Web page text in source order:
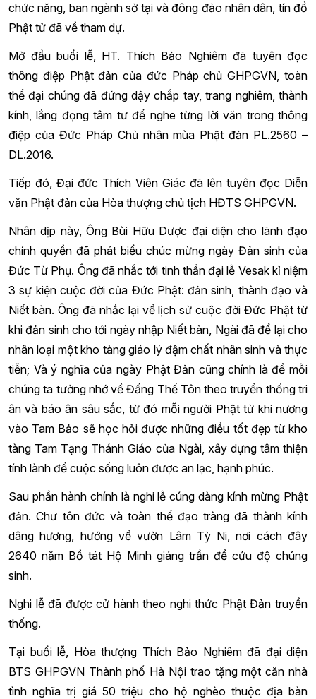
chức năng, ban ngành sở tại và đông đảo nhân dân, tín đồ
Phật tử đã về tham dự.
Mở đầu buổi lễ, HT. Thích Bảo Nghiêm đã tuyên đọc
thông điệp Phật đản của đức Pháp chủ GHPGVN, toàn
thể đại chúng đã đứng dậy chắp tay, trang nghiêm, thành
kính, lắng đọng tâm tư để nghe từng lời văn trong thông
điệp của Đức Pháp Chủ nhân mùa Phật đản PL.2560 –
DL.2016.
Tiếp đó, Đại đức Thích Viên Giác đã lên tuyên đọc Diễn
văn Phật đản của Hòa thượng chủ tịch HĐTS GHPGVN.
Nhân dịp này, Ông Bùi Hữu Dược đại diện cho lãnh đạo
chính quyền đã phát biểu chúc mừng ngày Đản sinh của
Đức Từ Phụ. Ông đã nhắc tới tinh thần đại lễ Vesak kỉ niệm
3 sự kiện cuộc đời của Đức Phật: đản sinh, thành đạo và
Niết bàn. Ông đã nhắc lại về lịch sử cuộc đời Đức Phật từ
khi đản sinh cho tới ngày nhập Niết bàn, Ngài đã để lại cho
nhân loại một kho tàng giáo lý đậm chất nhân sinh và thực
tiễn; Và ý nghĩa của ngày Phật Đản cũng chính là để mỗi
chúng ta tưởng nhớ về Đấng Thế Tôn theo truyền thống tri
ân và báo ân sâu sắc, từ đó mỗi người Phật tử khi nương
vào Tam Bảo sẽ học hỏi được những điều tốt đẹp từ kho
tàng Tam Tạng Thánh Giáo của Ngài, xây dựng tâm thiện
tính lành để cuộc sống luôn được an lạc, hạnh phúc.
Sau phần hành chính là nghi lễ cúng dàng kính mừng Phật
đản. Chư tôn đức và toàn thể đạo tràng đã thành kính
dâng hương, hướng về vườn Lâm Tỳ Ni, nơi cách đây
2640 năm Bồ tát Hộ Minh giáng trần để cứu độ chúng
sinh.
Nghi lễ đã được cử hành theo nghi thức Phật Đản truyền
thống.
Tại buổi lễ, Hòa thượng Thích Bảo Nghiêm đã đại diện
BTS GHPGVN Thành phố Hà Nội trao tặng một căn nhà
tình nghĩa trị giá 50 triệu cho hộ nghèo thuộc địa bàn